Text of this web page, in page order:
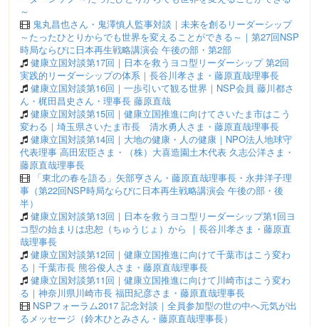
～
鬼丸昌也さん・鬼澤慎人監事対談｜未来を創るリーダーシップ
～たったひとりからでも世界を変えることができる～｜第27回NSP
時局ならびに日本再生戦略講演会 午後の部・第2部
健康立国対談第17回｜日本を救うヨコ型リーダーシップ 第2回
実践的リーダーシップの体系｜長谷川孝さま・藤原直哉理事長
健康立国対談第16回｜一歩引いて観る世界｜NSP会員 藤川都さ
ん・梶田昌史さん・理事長 藤原直哉
健康立国対談第15回｜健康立国推進に向けてさいたま市はこう
変わる｜埼玉県さいたま市長 清水勇人さま・藤原直哉理事長
健康立国対談第14回｜大地の健康・人の健康｜NPO法人地球守
代表理事 高田宏臣さま・（株）大喜造園土木代表 久志公洋さま・
藤原直哉理事長
「東北の春を語る」矢部亨さん・藤原直哉理事長・永井洋子理
事（第22回NSP時局ならびに日本再生戦略講演会 午後の部・後
半）
健康立国対談第13回｜日本を救うヨコ型リーダーシップ第1回ヨ
コ型の始まりは忠恕（ちゅうじょ）から ｜長谷川孝さま・藤原直
哉理事長
健康立国対談第12回｜健康立国推進に向けて千葉市はこう変わ
る｜千葉市長 熊谷俊人さま・藤原直哉理事長
健康立国対談第11回｜健康立国推進に向けて川崎市はこう変わ
る｜神奈川県川崎市長 福田紀彦さま・藤原直哉理事長
NSPフォーラム2017 記念対談｜全員参加型の世の中へ元気が出
るメッセージ（鈴木ひとみさん・藤原直哉理事長）